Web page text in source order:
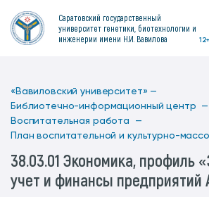
Саратовский государственный
университет генетики, биотехнологии и
инженерии имени Н.И. Вавилова
12+
«Вавиловский университет» —
Библиотечно-информационный центр —
Воспитательная работа —
План воспитательной и культурно-
38.03.01 Экономика, профиль
учет и финансы предприятий